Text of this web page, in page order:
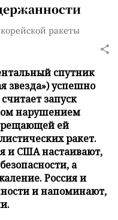
ракеты
спутник
звезда») успешно
запуск
нарушением
ей
ракет.
и США настаивают,
а
Россия и
и напоминают,